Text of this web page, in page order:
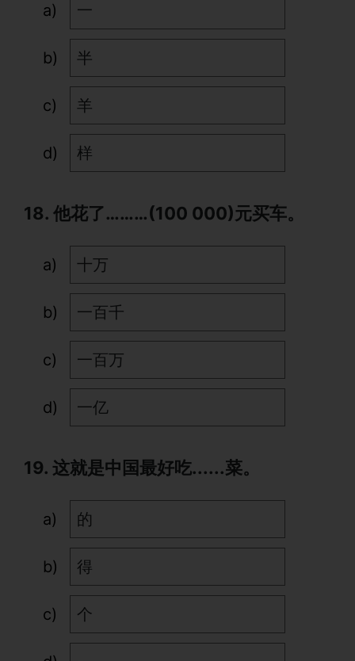
一
半
羊
样
18. 他花了………(100 000)元买车。
十万
一百千
一百万
一亿
19. 这就是中国最好吃......菜。
的
得
个